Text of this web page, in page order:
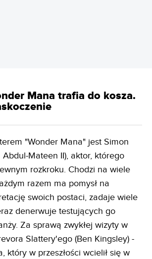
Mana trafia do kosza.
"Wonder Mana" jest Simon
Abdul-Mateen II), aktor, którego
rozkroku. Chodzi na wiele
razem ma pomysł na
swoich postaci, zadaje wiele
denerwuje testujących go
Za sprawą zwykłej wizyty w
Slattery'ego (Ben Kingsley) -
który w przeszłości wcielił się w